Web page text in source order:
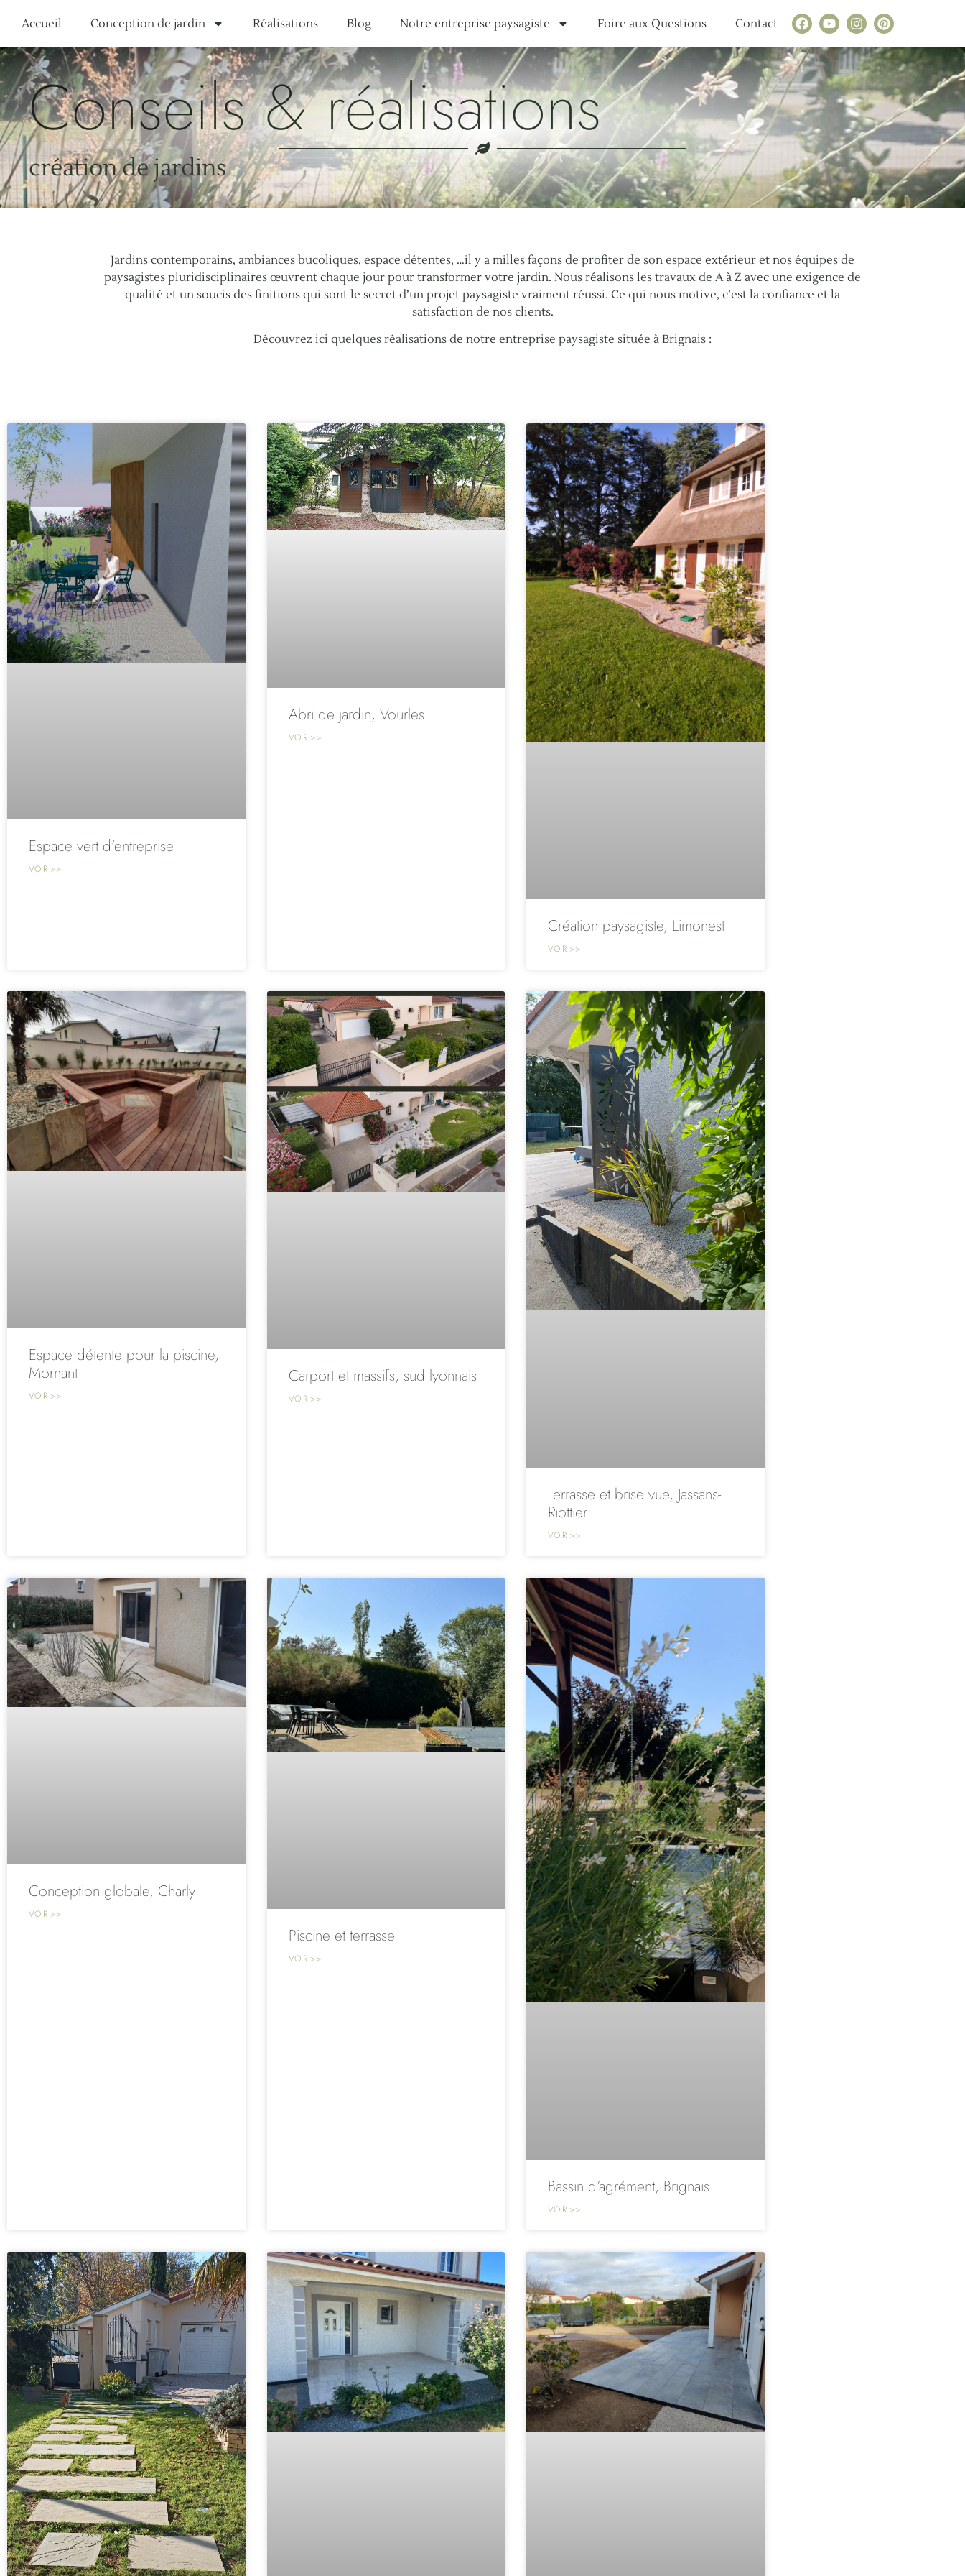
Accueil Conception de jardin Réalisations Blog Notre entreprise paysagiste Foire aux Questions Contact
Conseils & réalisations
création de jardins
Jardins contemporains, ambiances bucoliques, espace détentes, …il y a milles façons de profiter de son espace extérieur et nos équipes de
paysagistes pluridisciplinaires œuvrent chaque jour pour transformer votre jardin. Nous réalisons les travaux de A à Z avec une exigence de
qualité et un soucis des finitions qui sont le secret d’un projet paysagiste vraiment réussi. Ce qui nous motive, c’est la confiance et la
satisfaction de nos clients.
Découvrez ici quelques réalisations de notre entreprise paysagiste située à Brignais :
Espace vert d’entreprise
VOIR >>
Abri de jardin, Vourles
VOIR >>
Création paysagiste, Limonest
VOIR >>
Espace détente pour la piscine,
Mornant
VOIR >>
Carport et massifs, sud lyonnais
VOIR >>
Terrasse et brise vue, Jassans-
Riottier
VOIR >>
Conception globale, Charly
VOIR >>
Piscine et terrasse
VOIR >>
Bassin d’agrément, Brignais
VOIR >>